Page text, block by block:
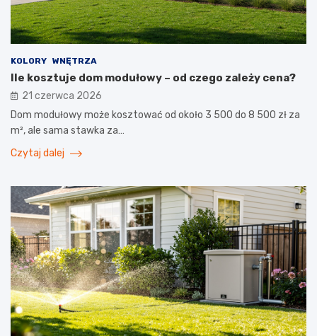
KOLORY WNĘTRZA
Ile kosztuje dom modułowy – od czego zależy cena?
21 czerwca 2026
Dom modułowy może kosztować od około 3 500 do 8 500 zł za
m², ale sama stawka za…
Czytaj dalej